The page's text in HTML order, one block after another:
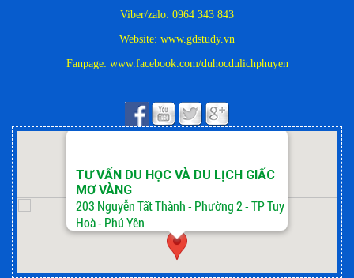
Viber/zalo: 0964 343 843
Website: www.gdstudy.vn
Fanpage: www.facebook.com/duhocdulichphuyen
TƯ VẤN DU HỌC VÀ DU LỊCH GIẤC
MƠ VÀNG
203 Nguyễn Tất Thành - Phường 2 - TP Tuy
Hoà - Phú Yên